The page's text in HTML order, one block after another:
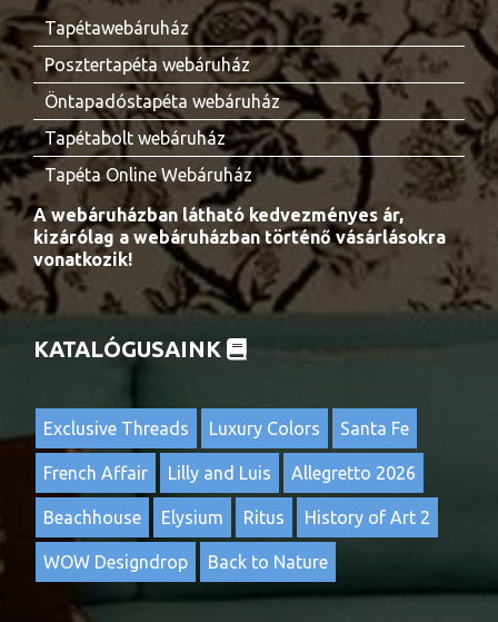
Tapétawebáruház
Posztertapéta webáruház
Öntapadóstapéta webáruház
Tapétabolt webáruház
Tapéta Online Webáruház
A webáruházban látható kedvezményes ár,
kizárólag a webáruházban történő vásárlásokra
vonatkozik!
KATALÓGUSAINK
Exclusive Threads Luxury Colors Santa Fe
French Affair Lilly and Luis Allegretto 2026
Beachhouse Elysium Ritus History of Art 2
WOW Designdrop Back to Nature